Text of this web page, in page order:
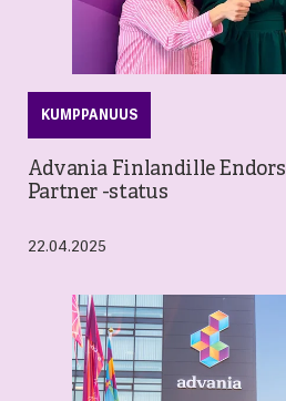
KUMPPANUUS
Advania Finlandille
Partner -status
22.04.2025